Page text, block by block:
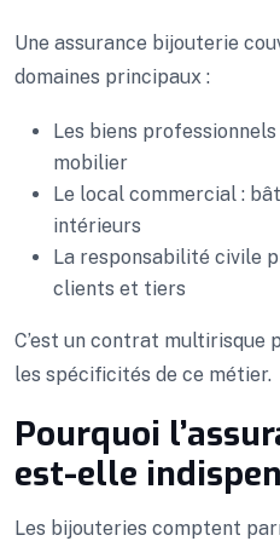
Une assurance bijouterie
domaines principaux :
Les biens
mobilier
Le local commercial :
intérieurs
La responsabilité civile
clients et tiers
C’est un contrat multirisque
les spécificités de ce métier.
Pourquoi
est-elle
Les bijouteries comptent